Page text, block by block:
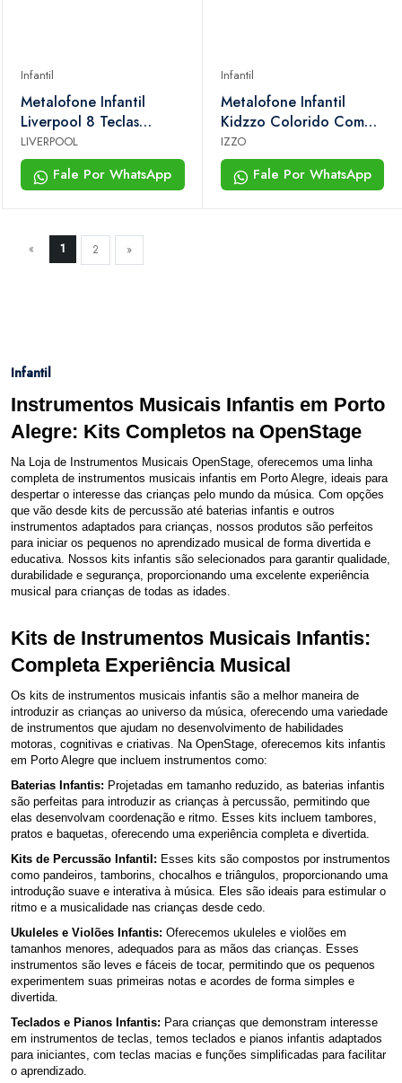
Infantil
Metalofone Infantil
Liverpool 8 Teclas
Onduladas
LIVERPOOL
Fale Por WhatsApp
Infantil
Metalofone Infantil
Kidzzo Colorido Com
10 Teclas
IZZO
Fale Por WhatsApp
« 1 2 »
Infantil
Instrumentos Musicais Infantis em Porto
Alegre: Kits Completos na OpenStage
Na Loja de Instrumentos Musicais OpenStage, oferecemos uma linha
completa de instrumentos musicais infantis em Porto Alegre, ideais para
despertar o interesse das crianças pelo mundo da música. Com opções
que vão desde kits de percussão até baterias infantis e outros
instrumentos adaptados para crianças, nossos produtos são perfeitos
para iniciar os pequenos no aprendizado musical de forma divertida e
educativa. Nossos kits infantis são selecionados para garantir qualidade,
durabilidade e segurança, proporcionando uma excelente experiência
musical para crianças de todas as idades.
Kits de Instrumentos Musicais Infantis:
Completa Experiência Musical
Os kits de instrumentos musicais infantis são a melhor maneira de
introduzir as crianças ao universo da música, oferecendo uma variedade
de instrumentos que ajudam no desenvolvimento de habilidades
motoras, cognitivas e criativas. Na OpenStage, oferecemos kits infantis
em Porto Alegre que incluem instrumentos como:
Baterias Infantis: Projetadas em tamanho reduzido, as baterias infantis
são perfeitas para introduzir as crianças à percussão, permitindo que
elas desenvolvam coordenação e ritmo. Esses kits incluem tambores,
pratos e baquetas, oferecendo uma experiência completa e divertida.
Kits de Percussão Infantil: Esses kits são compostos por instrumentos
como pandeiros, tamborins, chocalhos e triângulos, proporcionando uma
introdução suave e interativa à música. Eles são ideais para estimular o
ritmo e a musicalidade nas crianças desde cedo.
Ukuleles e Violões Infantis: Oferecemos ukuleles e violões em
tamanhos menores, adequados para as mãos das crianças. Esses
instrumentos são leves e fáceis de tocar, permitindo que os pequenos
experimentem suas primeiras notas e acordes de forma simples e
divertida.
Teclados e Pianos Infantis: Para crianças que demonstram interesse
em instrumentos de teclas, temos teclados e pianos infantis adaptados
para iniciantes, com teclas macias e funções simplificadas para facilitar
o aprendizado.